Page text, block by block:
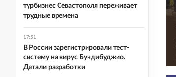
турбизнес Севастополя переживает
трудные времена
17:51
В России зарегистрировали тест-
систему на вирус Бундибуджио.
Детали разработки